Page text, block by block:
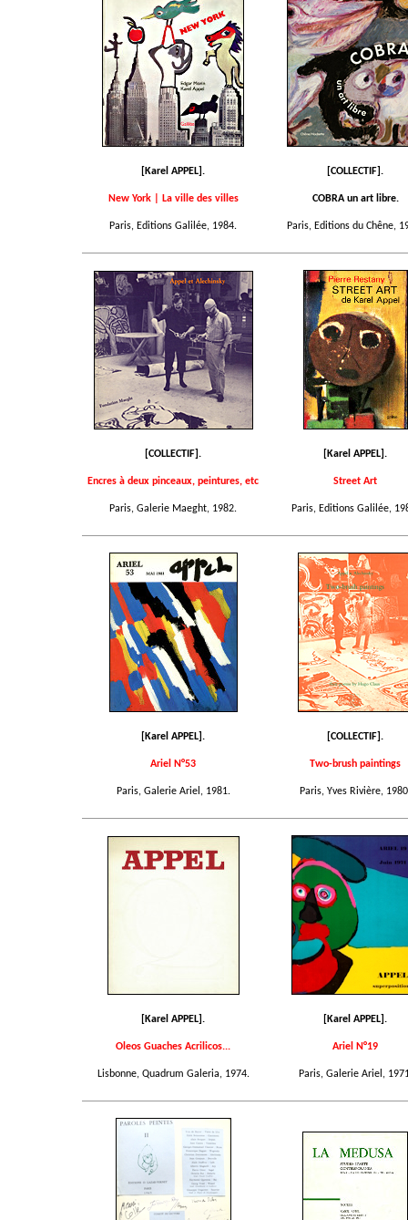
[Karel APPEL].
New York | La ville des villes
Paris, Editions Galilée, 1984.
[COLLECTIF].
COBRA un art libre.
Paris, Editions du Chêne,
[COLLECTIF].
Encres à deux pinceaux, peintures, etc
Paris, Galerie Maeght, 1982.
[Karel APPEL].
Street Art
Paris, Editions Galilée,
[Karel APPEL].
Ariel N°53
Paris, Galerie Ariel, 1981.
[COLLECTIF].
Two-brush paintings
Paris, Yves Rivière,
[Karel APPEL].
Oleos Guaches Acrilicos...
Lisbonne, Quadrum Galeria, 1974.
[Karel APPEL].
Ariel N°19
Paris, Galerie Ariel,